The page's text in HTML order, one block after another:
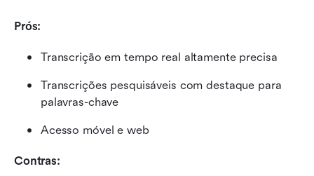
Prós:
Transcrição em tempo real altamente precisa
Transcrições pesquisáveis com destaque para
palavras-chave
Acesso móvel e web
Contras: